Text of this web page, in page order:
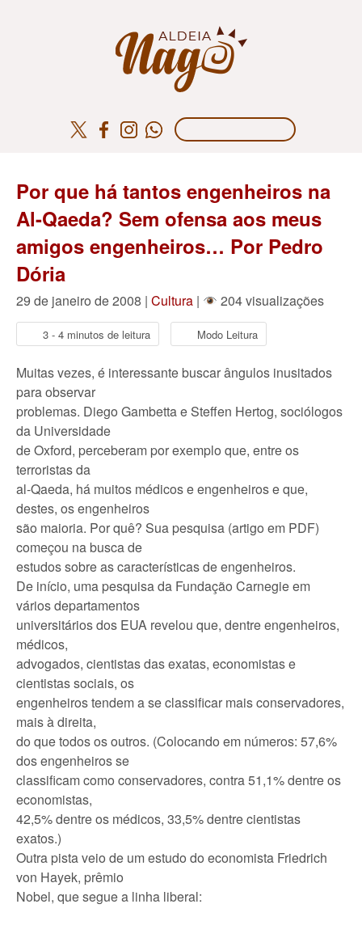
Por que há tantos engenheiros na
Al-Qaeda? Sem ofensa aos meus
amigos engenheiros… Por Pedro
Dória
29 de janeiro de 2008 | Cultura | 204 visualizações
3 - 4 minutos de leitura Modo Leitura
Muitas vezes, é interessante buscar ângulos inusitados
para observar
problemas. Diego Gambetta e Steffen Hertog, sociólogos
da Universidade
de Oxford, perceberam por exemplo que, entre os
terroristas da
al-Qaeda, há muitos médicos e engenheiros e que,
destes, os engenheiros
são maioria. Por quê? Sua pesquisa (artigo em PDF)
começou na busca de
estudos sobre as características de engenheiros.
De início, uma pesquisa da Fundação Carnegie em
vários departamentos
universitários dos EUA revelou que, dentre engenheiros,
médicos,
advogados, cientistas das exatas, economistas e
cientistas sociais, os
engenheiros tendem a se classificar mais conservadores,
mais à direita,
do que todos os outros. (Colocando em números: 57,6%
dos engenheiros se
classificam como conservadores, contra 51,1% dentre os
economistas,
42,5% dentre os médicos, 33,5% dentre cientistas
exatos.)
Outra pista veio de um estudo do economista Friedrich
von Hayek, prêmio
Nobel, que segue a linha liberal: